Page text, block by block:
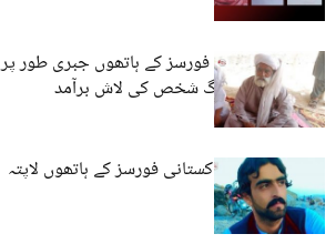
لسبیلہ: پاکستانی فورسز کے ہاتھوں جبری طور پر
لاپتا کیے گئے بزرگ شخص کی لاش برآمد
کوئٹہ: نوجوان پاکستانی فورسز کے ہاتھوں لاپتہ